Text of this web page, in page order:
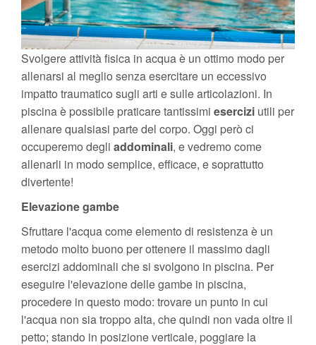
Viaggi & Vacanze
Svolgere attività fisica in acqua è un ottimo modo per
allenarsi al meglio senza esercitare un eccessivo
impatto traumatico sugli arti e sulle articolazioni. In
piscina è possibile praticare tantissimi esercizi utili per
allenare qualsiasi parte del corpo. Oggi però ci
occuperemo degli addominali, e vedremo come
allenarli in modo semplice, efficace, e soprattutto
divertente!
Elevazione gambe
Sfruttare l'acqua come elemento di resistenza è un
metodo molto buono per ottenere il massimo dagli
esercizi addominali che si svolgono in piscina. Per
eseguire l'elevazione delle gambe in piscina,
procedere in questo modo: trovare un punto in cui
l'acqua non sia troppo alta, che quindi non vada oltre il
petto; stando in posizione verticale, poggiare la